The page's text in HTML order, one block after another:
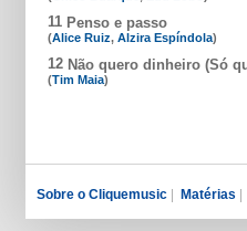
11 Penso e passo
(Alice Ruiz, Alzira Espíndola)
12 Não quero dinheiro (Só
(Tim Maia)
Sobre o Cliquemusic Matérias